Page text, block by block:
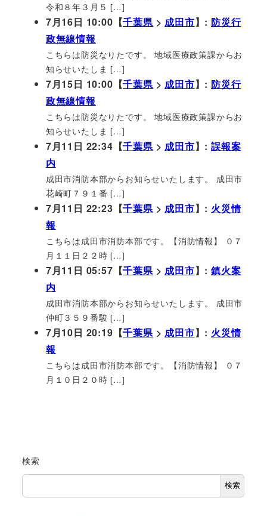
令和８年３月５ […]
7月16日 10:00【千葉県>成田市】: 防災行
政無線情報
こちらは防災なりたです。 地域医療政策課からお
知らせいたしま […]
7月15日 10:00【千葉県>成田市】: 防災行
政無線情報
こちらは防災なりたです。 地域医療政策課からお
知らせいたしま […]
7月11日 22:34【千葉県>成田市】:誤報案
内
成田市消防本部からお知らせいたします。 成田市
花崎町７９１番 […]
7月11日 22:23【千葉県>成田市】: 火災情
報
こちらは成田市消防本部です。【消防情報】 ０７
月１１日２２時 […]
7月11日 05:57【千葉県>成田市】:鎮火案
内
成田市消防本部からお知らせいたします。 成田市
仲町３５９番駿 […]
7月10日 20:19【千葉県>成田市】: 火災情
報
こちらは成田市消防本部です。【消防情報】 ０７
月１０日２０時 […]
検索
検索